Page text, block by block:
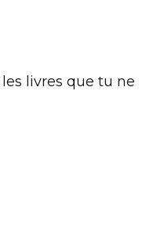
livres que tu ne